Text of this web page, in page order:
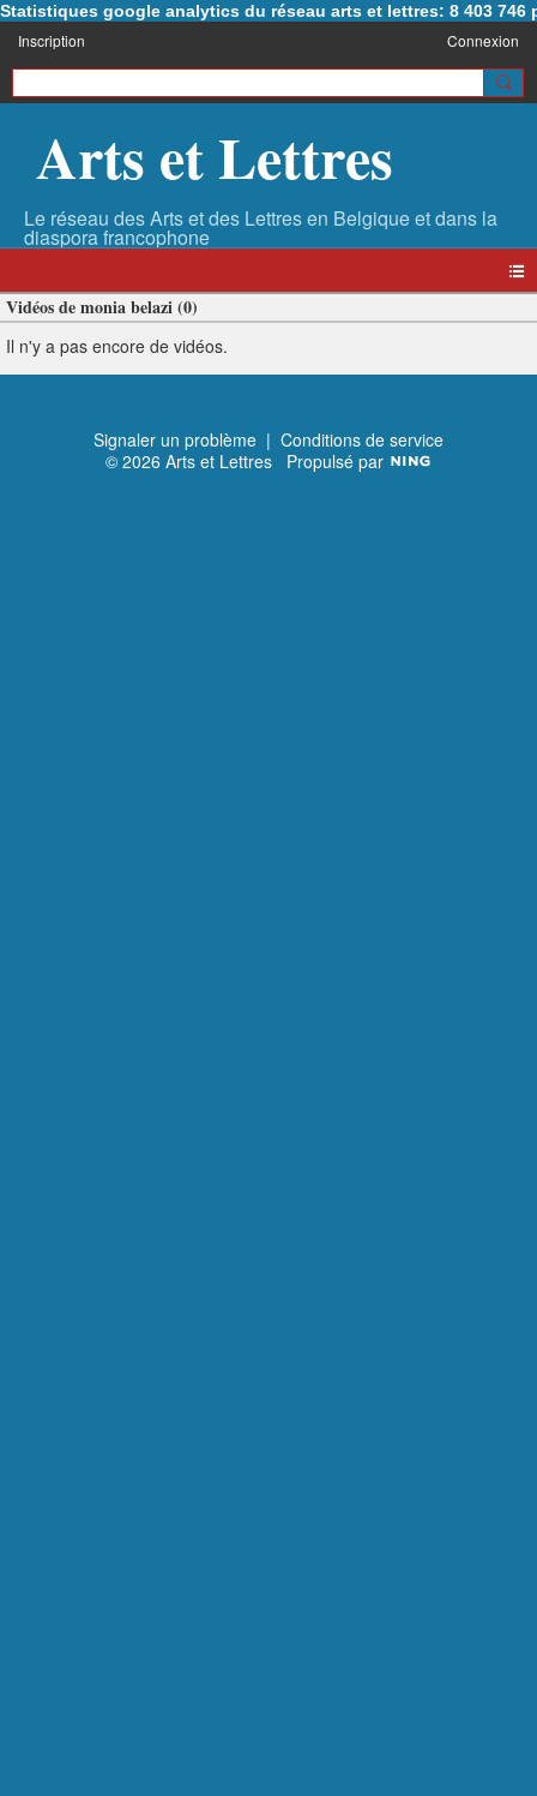
Statistiques google analytics du réseau arts et lettres: 8 403 746
Inscription Connexion
Arts et Lettres
Vidéos de monia belazi (0)
Il n'y a pas encore de vidéos.
Signaler un problème | Conditions de service
© 2026 Arts et Lettres Propulsé par